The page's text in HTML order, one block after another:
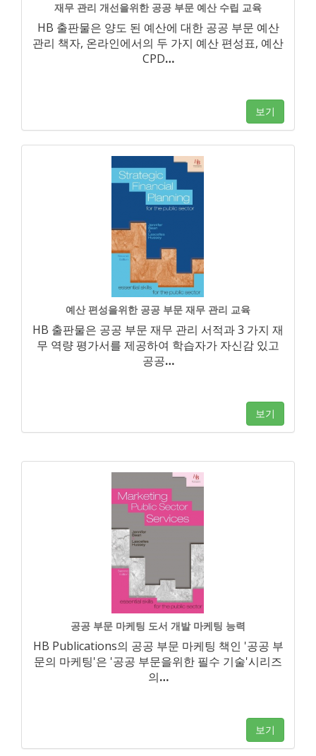
재무 관리 개선을위한 공공 부문 예산 수립 교육
HB 출판물은 양도 된 예산에 대한 공공 부문 예산
관리 책자, 온라인에서의 두 가지 예산 편성표, 예산
CPD…
보기
예산 편성을위한 공공 부문 재무 관리 교육
HB 출판물은 공공 부문 재무 관리 서적과 3 가지 재
무 역량 평가서를 제공하여 학습자가 자신감 있고
공공…
보기
공공 부문 마케팅 도서 개발 마케팅 능력
HB Publications의 공공 부문 마케팅 책인 '공공 부
문의 마케팅'은 '공공 부문을위한 필수 기술'시리즈
의…
보기